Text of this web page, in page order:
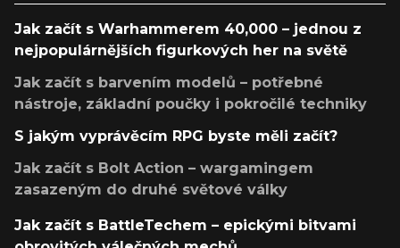
Jak začít s Warhammerem 40,000 – jednou z
nejpopulárnějších figurkových her na světě
Jak začít s barvením modelů – potřebné
nástroje, základní poučky i pokročilé techniky
S jakým vyprávěcím RPG byste měli začít?
Jak začít s Bolt Action – wargamingem
zasazeným do druhé světové války
Jak začít s BattleTechem – epickými bitvami